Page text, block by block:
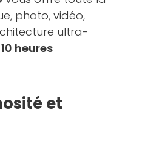
photo, vidéo,
ultra-
10 heures
et